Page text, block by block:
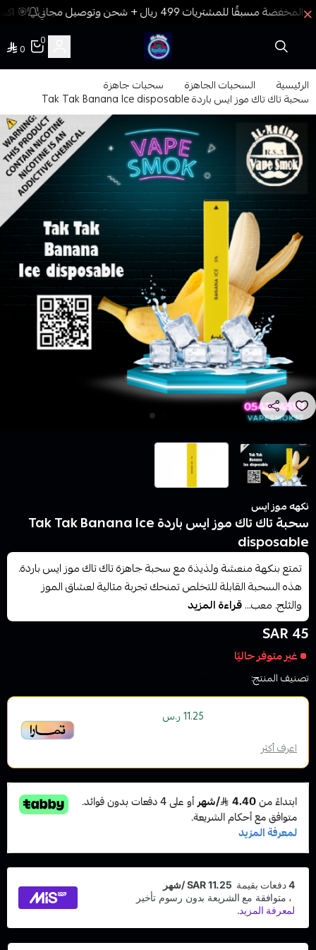
🎯
فيب المدينة
0
0
الرئيسية السحبات الجاهزة سحبات جاهزة
سحبة تاك تاك موز ايس باردة Tak Tak Banana Ice disposable
نكهه موز ايس
سحبة تاك تاك موز ايس باردة Tak Tak Banana Ice
disposable
تمتع بنكهة منعشة ولذيذة مع سحبة جاهزة تاك تاك موز ايس باردة.
هذه السحبة القابلة للتخلص تمنحك تجربة مثالية لعشاق الموز
والثلج. معب...قراءة المزيد
45 SAR
غير متوفر حاليًا
تصنيف المنتج:
11.25 ر.س
اعرف أكثر